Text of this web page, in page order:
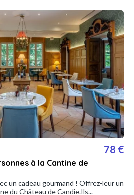
à la Cantine de
78 €
un cadeau gourmand ! Offrez-leur un
du Château de Candie.Ils...